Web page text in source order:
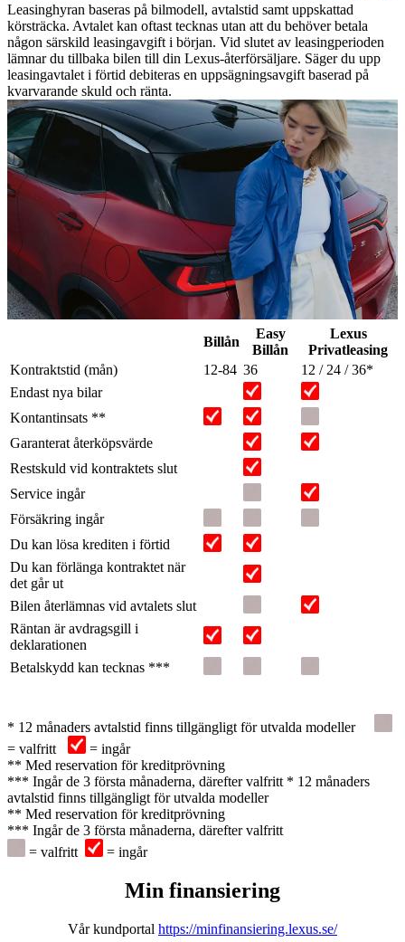
Leasinghyran baseras på bilmodell, avtalstid samt uppskattad
körsträcka. Avtalet kan oftast tecknas utan att du behöver betala
någon särskild leasingavgift i början. Vid slutet av leasingperioden
lämnar du tillbaka bilen till din Lexus-återförsäljare. Säger du upp
leasingavtalet i förtid debiteras en uppsägningsavgift baserad på
kvarvarande skuld och ränta.
Billån
Easy
Billån
Lexus
Privatleasing
Kontraktstid (mån)
12-84 36
12 / 24 / 36*
Endast nya bilar
Kontantinsats **
Garanterat återköpsvärde
Restskuld vid kontraktets slut
Service ingår
Försäkring ingår
Du kan lösa krediten i förtid
Du kan förlänga kontraktet när
det går ut
Bilen återlämnas vid avtalets slut
Räntan är avdragsgill i
deklarationen
Betalskydd kan tecknas ***
* 12 månaders avtalstid finns tillgängligt för utvalda modeller
= valfritt
= ingår
** Med reservation för kreditprövning
*** Ingår de 3 första månaderna, därefter valfritt * 12 månaders
avtalstid finns tillgängligt för utvalda modeller
** Med reservation för kreditprövning
*** Ingår de 3 första månaderna, därefter valfritt
= valfritt
= ingår
Min finansiering
Vår kundportal https://minfinansiering.lexus.se/